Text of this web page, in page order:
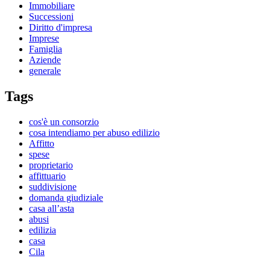
Immobiliare
Successioni
Diritto d'impresa
Imprese
Famiglia
Aziende
generale
Tags
cos'è un consorzio
cosa intendiamo per abuso edilizio
Affitto
spese
proprietario
affittuario
suddivisione
domanda giudiziale
casa all’asta
abusi
edilizia
casa
Cila